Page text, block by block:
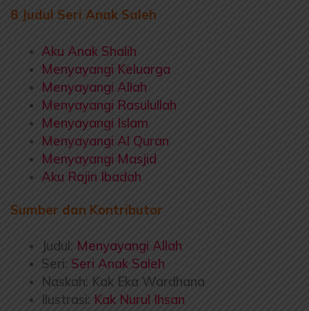
8 Judul Seri Anak Saleh
Aku Anak Shalih
Menyayangi Keluarga
Menyayangi Allah
Menyayangi Rasulullah
Menyayangi Islam
Menyayangi Al Quran
Menyayangi Masjid
Aku Rajin Ibadah
Sumber dan Kontributor
Judul: Menyayangi Allah
Seri: Seri Anak Saleh
Naskah: Kak Eka Wardhana
Ilustrasi: Kak Nurul Ihsan